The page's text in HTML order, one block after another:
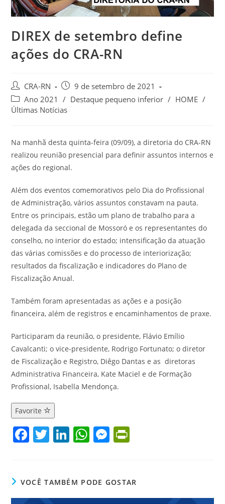
DIREX de setembro define
ações do CRA-RN
Autor
do
post:
CRA-RN
Post
publicado:
9 de setembro de 2021
Categoria
do
Ano 2021 / Destaque pequeno inferior / HOME /
Últimas Notícias
Na manhã desta quinta-feira (09/09), a diretoria do CRA-RN
realizou reunião presencial para definir assuntos internos e
ações do regional.
Além dos eventos comemorativos pelo Dia do Profissional
de Administração, vários assuntos constavam na pauta.
Entre os principais, estão um plano de trabalho para a
delegada da seccional de Mossoró e os representantes do
conselho, no interior do estado; intensificação da atuação
das várias comissões e do processo de interiorização;
resultados da fiscalização e indicadores do Plano de
Fiscalização Anual.
Também foram apresentadas as ações e a posição
financeira, além de registros e encaminhamentos de praxe.
Participaram da reunião, o presidente, Flávio Emílio
Cavalcanti; o vice-presidente, Rodrigo Fortunato; o diretor
de Fiscalização e Registro, Diêgo Dantas e as diretoras
Administrativa Financeira, Kate Maciel e de Formação
Profissional, Isabella Mendonça.
Favorite
F
e
b
T
er
Li
e
dI
W
s
A
M
e
n
ri
e
VOCÊ TAMBÉM PODE GOSTAR